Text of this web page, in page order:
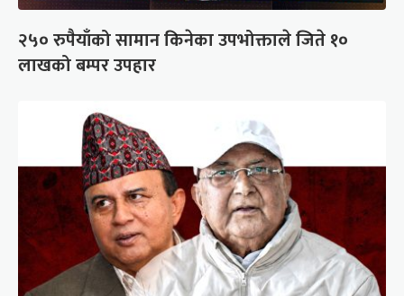
२५० रुपैयाँको सामान किनेका उपभोक्ताले जिते १०
लाखको बम्पर उपहार